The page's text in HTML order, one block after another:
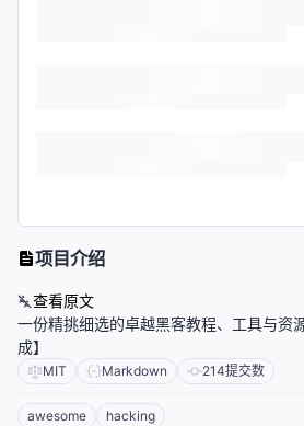
项目介绍
查看原文
一份精挑细选的卓越黑客教程、工具与资
成】
MIT Markdown 214提交数
awesome
hacking